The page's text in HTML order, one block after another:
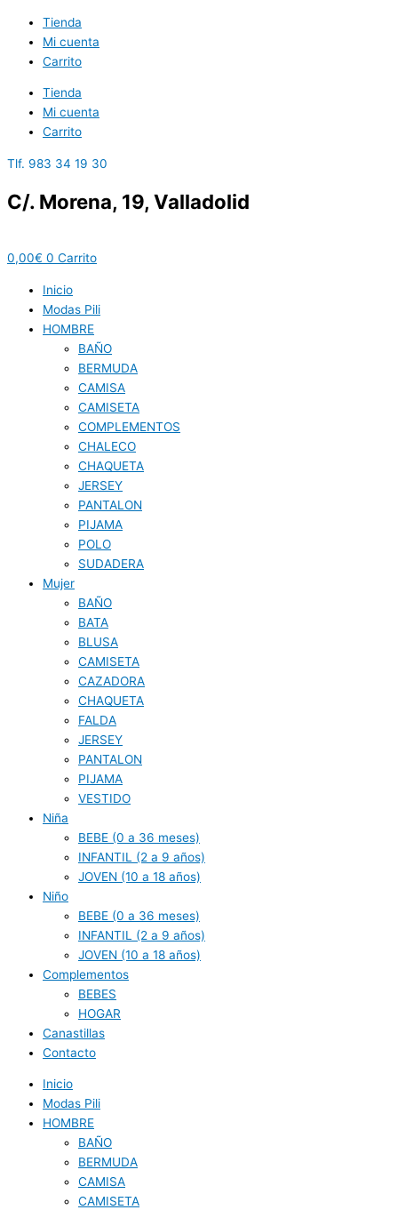
contenido
Tienda
Mi cuenta
Carrito
Tienda
Mi cuenta
Carrito
Tlf. 983 34 19 30
C/. Morena, 19, Valladolid
0,00€ 0 Carrito
Inicio
Modas Pili
HOMBRE
BAÑO
BERMUDA
CAMISA
CAMISETA
COMPLEMENTOS
CHALECO
CHAQUETA
JERSEY
PANTALON
PIJAMA
POLO
SUDADERA
Mujer
BAÑO
BATA
BLUSA
CAMISETA
CAZADORA
CHAQUETA
FALDA
JERSEY
PANTALON
PIJAMA
VESTIDO
Niña
BEBE (0 a 36 meses)
INFANTIL (2 a 9 años)
JOVEN (10 a 18 años)
Niño
BEBE (0 a 36 meses)
INFANTIL (2 a 9 años)
JOVEN (10 a 18 años)
Complementos
BEBES
HOGAR
Canastillas
Contacto
Inicio
Modas Pili
HOMBRE
BAÑO
BERMUDA
CAMISA
CAMISETA